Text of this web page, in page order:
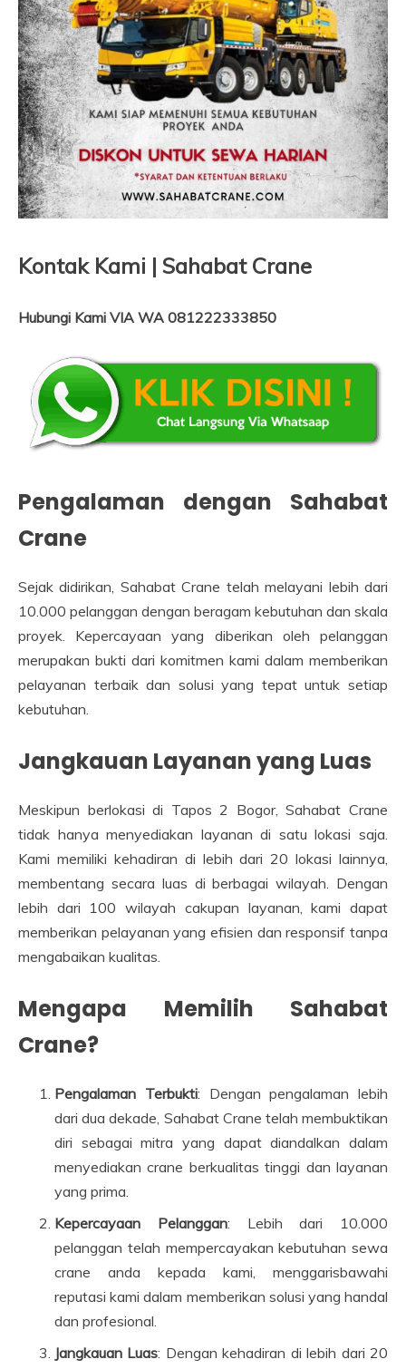
Kontak Kami | Sahabat Crane
Hubungi Kami VIA WA 081222333850
Pengalaman dengan Sahabat
Crane
Sejak didirikan, Sahabat Crane telah melayani lebih dari
10.000 pelanggan dengan beragam kebutuhan dan skala
proyek. Kepercayaan yang diberikan oleh pelanggan
merupakan bukti dari komitmen kami dalam memberikan
pelayanan terbaik dan solusi yang tepat untuk setiap
kebutuhan.
Jangkauan Layanan yang Luas
Meskipun berlokasi di Tapos 2 Bogor, Sahabat Crane
tidak hanya menyediakan layanan di satu lokasi saja.
Kami memiliki kehadiran di lebih dari 20 lokasi lainnya,
membentang secara luas di berbagai wilayah. Dengan
lebih dari 100 wilayah cakupan layanan, kami dapat
memberikan pelayanan yang efisien dan responsif tanpa
mengabaikan kualitas.
Mengapa Memilih Sahabat
Crane?
Pengalaman Terbukti: Dengan pengalaman lebih
dari dua dekade, Sahabat Crane telah membuktikan
diri sebagai mitra yang dapat diandalkan dalam
menyediakan crane berkualitas tinggi dan layanan
yang prima.
Kepercayaan Pelanggan: Lebih dari 10.000
pelanggan telah mempercayakan kebutuhan sewa
crane anda kepada kami, menggarisbawahi
reputasi kami dalam memberikan solusi yang handal
dan profesional.
Jangkauan Luas: Dengan kehadiran di lebih dari 20